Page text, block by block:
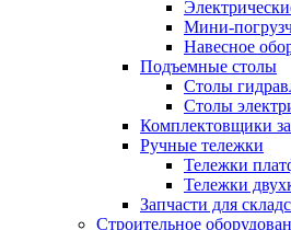
Мини-
Навесное
Подъемные столы
Столы
Столы
Комплектовщики
Ручные тележки
Тележки
Тележки
Запчасти для
Строительное